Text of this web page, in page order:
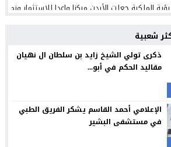
الملكية جعلت الأردن مركزا واعدا للاستثمار
الحسن… مبارك التخرج وعقبال أعلى المراتب
المشاركات على وسائل التواصل الاجتماعي
الثبات أولا
القرض الشخصي لعام 2026 مع استرداد نقدي
الأردن” ومؤسسة تضامن لتسهيل التبرعات
تصميم الشاشة بما يتوافق مع الطريقة التي
شعبية
ذكرى تولي الشيخ زايد بن سلطان ال نهيان
مقاليد الحكم في أبو...
الإعلامي أحمد القاسم يشكر الفريق الطبي
في مستشفى البشير